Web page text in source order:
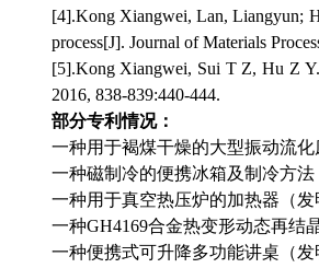
[4].Kong Xiangwei, Lan, Liangyun;
process[J]. Journal of Materials
[5].Kong Xiangwei, Sui T Z, Hu Z Y.
2016, 838-839:440-444.
部分专利情况：
一种用于褐煤干燥的大型振动
一种磁制冷的便携冰箱及制
一种用于真空热压炉的加
一种GH4169合金热变形动态再
一种便携式可升降多功能